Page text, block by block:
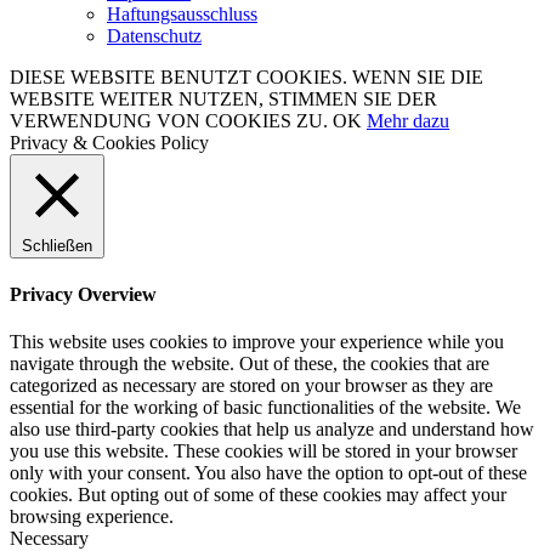
Haftungsausschluss
Datenschutz
DIESE WEBSITE BENUTZT COOKIES. WENN SIE DIE
WEBSITE WEITER NUTZEN, STIMMEN SIE DER
VERWENDUNG VON COOKIES ZU. OK Mehr dazu
Privacy & Cookies Policy
Schließen
Privacy Overview
This website uses cookies to improve your experience while you
navigate through the website. Out of these, the cookies that are
categorized as necessary are stored on your browser as they are
essential for the working of basic functionalities of the website. We
also use third-party cookies that help us analyze and understand how
you use this website. These cookies will be stored in your browser
only with your consent. You also have the option to opt-out of these
cookies. But opting out of some of these cookies may affect your
browsing experience.
Necessary